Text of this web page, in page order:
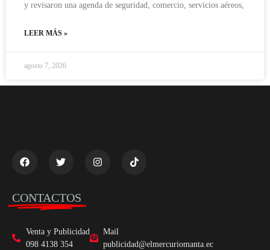
y revisaron una agenda de seguridad, comercio, servicios aéreos,
LEER MÁS »
agosto 7, 2026
CONTACTOS
Venta y Publicidad
098 4138 354
Mail
publicidad@elmercuriomanta.ec